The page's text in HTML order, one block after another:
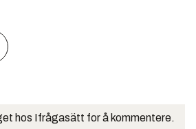
hos Ifrågasätt for å kommentere.